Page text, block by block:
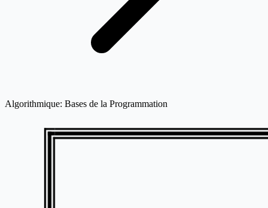
Algorithmique: Bases de la Programmation